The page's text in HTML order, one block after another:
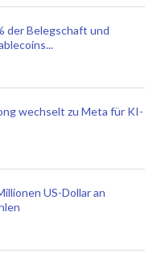
der Belegschaft und
wechselt zu Meta für KI-
US-Dollar an